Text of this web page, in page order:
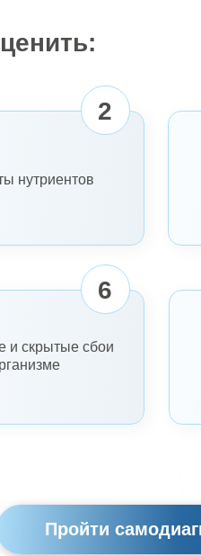
и скрытые сбои
6
нутриентов
2
Пройти